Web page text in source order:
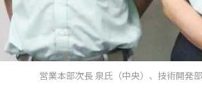
営業本部次長 泉氏（中央）、技術開発